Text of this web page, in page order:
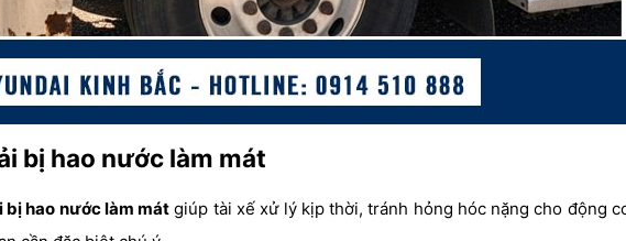
bị hao nước làm mát
bị hao nước làm mát giúp tài xế xử lý kịp thời, tránh hỏng hóc nặng cho động